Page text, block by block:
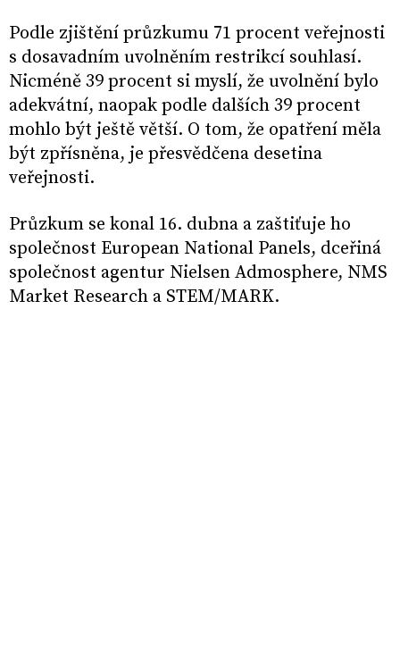
Podle zjištění průzkumu 71 procent veřejnosti
s dosavadním uvolněním restrikcí souhlasí.
Nicméně 39 procent si myslí, že uvolnění bylo
adekvátní, naopak podle dalších 39 procent
mohlo být ještě větší. O tom, že opatření měla
být zpřísněna, je přesvědčena desetina
veřejnosti.
Průzkum se konal 16. dubna a zaštiťuje ho
společnost European National Panels, dceřiná
společnost agentur Nielsen Admosphere, NMS
Market Research a STEM/MARK.